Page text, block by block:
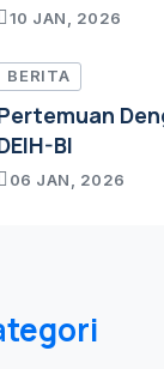
10 JAN, 2026
BERITA
BI
06 JAN, 2026